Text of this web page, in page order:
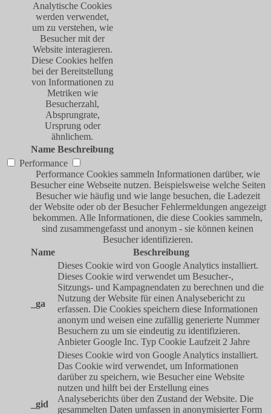
Analytische Cookies
werden verwendet,
um zu verstehen, wie
Besucher mit der
Website interagieren.
Diese Cookies helfen
bei der Bereitstellung
von Informationen zu
Metriken wie
Besucherzahl,
Absprungrate,
Ursprung oder
ähnlichem.
Name Beschreibung
Performance
Performance Cookies sammeln Informationen darüber, wie
Besucher eine Webseite nutzen. Beispielsweise welche Seiten
Besucher wie häufig und wie lange besuchen, die Ladezeit
der Website oder ob der Besucher Fehlermeldungen angezeigt
bekommen. Alle Informationen, die diese Cookies sammeln,
sind zusammengefasst und anonym - sie können keinen
Besucher identifizieren.
Name
Beschreibung
_ga
Dieses Cookie wird von Google Analytics installiert.
Dieses Cookie wird verwendet um Besucher-,
Sitzungs- und Kampagnendaten zu berechnen und die
Nutzung der Website für einen Analysebericht zu
erfassen. Die Cookies speichern diese Informationen
anonym und weisen eine zufällig generierte Nummer
Besuchern zu um sie eindeutig zu identifizieren.
Anbieter Google Inc. Typ Cookie Laufzeit 2 Jahre
_gid
Dieses Cookie wird von Google Analytics installiert.
Das Cookie wird verwendet, um Informationen
darüber zu speichern, wie Besucher eine Website
nutzen und hilft bei der Erstellung eines
Analyseberichts über den Zustand der Website. Die
gesammelten Daten umfassen in anonymisierter Form